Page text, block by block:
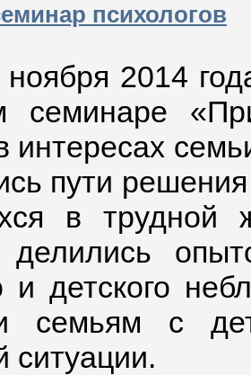
психологов
2014
семинаре
интересах
пути
в трудной
делились
и детского
семьям с
ситуации.